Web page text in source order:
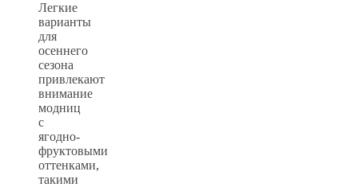
Легкие
варианты
для
осеннего
сезона
привлекают
внимание
модниц
с
ягодно-
фруктовыми
оттенками,
такими